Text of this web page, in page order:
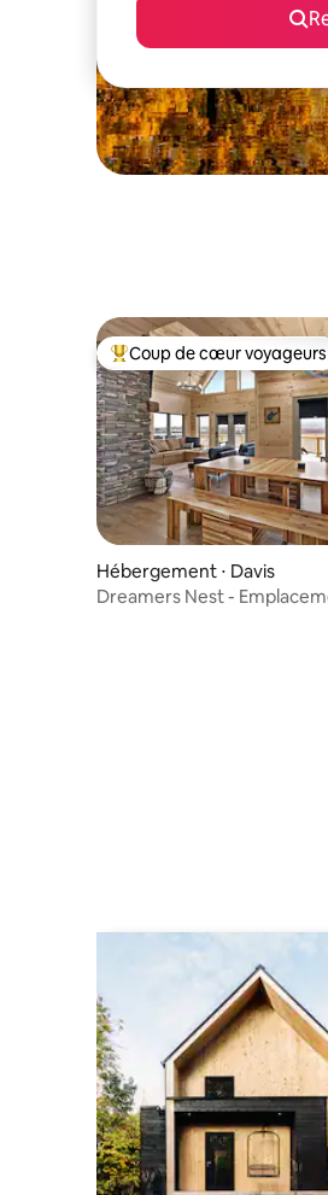
Coups de cœur voyageurs
Coup de cœur voyageurs
Hébergement ⋅ Davis
Dreamers Nest -